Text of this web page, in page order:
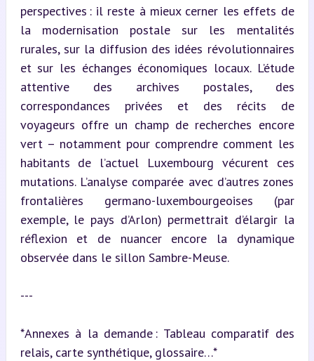
perspectives : il reste à mieux cerner les effets de
la modernisation postale sur les mentalités
rurales, sur la diffusion des idées révolutionnaires
et sur les échanges économiques locaux. L’étude
attentive des archives postales, des
correspondances privées et des récits de
voyageurs offre un champ de recherches encore
vert – notamment pour comprendre comment les
habitants de l’actuel Luxembourg vécurent ces
mutations. L’analyse comparée avec d’autres zones
frontalières germano-luxembourgeoises (par
exemple, le pays d’Arlon) permettrait d’élargir la
réflexion et de nuancer encore la dynamique
observée dans le sillon Sambre-Meuse.
---
*Annexes à la demande : Tableau comparatif des
relais, carte synthétique, glossaire…*